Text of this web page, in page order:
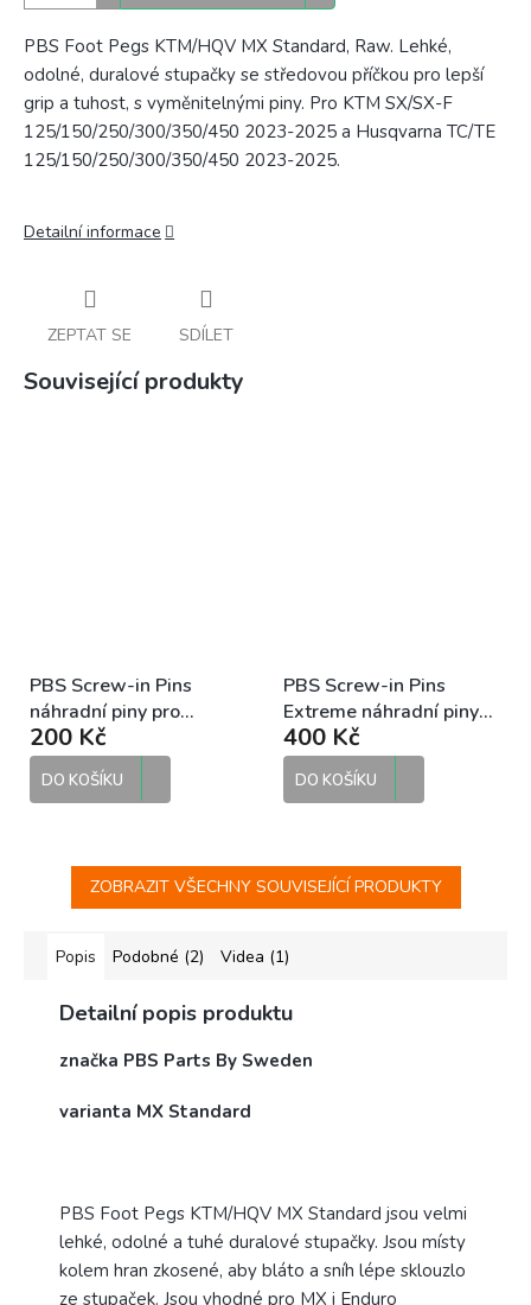
PBS Foot Pegs KTM/HQV MX Standard, Raw. Lehké,
odolné, duralové stupačky se středovou příčkou pro lepší
grip a tuhost, s vyměnitelnými piny. Pro KTM SX/SX-F
125/150/250/300/350/450 2023-2025 a Husqvarna TC/TE
125/150/250/300/350/450 2023-2025.
Detailní informace
ZEPTAT SE SDÍLET
Související produkty
PBS Screw-in Pins
náhradní piny pro
hliníkové motokrosové
stupačky
200 Kč
DO KOŠÍKU
PBS Screw-in Pins
Extreme náhradní piny
pro hliníkové
motokrosové stupačky
400 Kč
DO KOŠÍKU
ZOBRAZIT VŠECHNY SOUVISEJÍCÍ PRODUKTY
Popis Podobné (2) Videa (1)
Detailní popis produktu
značka PBS Parts By Sweden
varianta MX Standard
PBS Foot Pegs KTM/HQV MX Standard jsou velmi
lehké, odolné a tuhé duralové stupačky. Jsou místy
kolem hran zkosené, aby bláto a sníh lépe sklouzlo
ze stupaček. Jsou vhodné pro MX i Enduro